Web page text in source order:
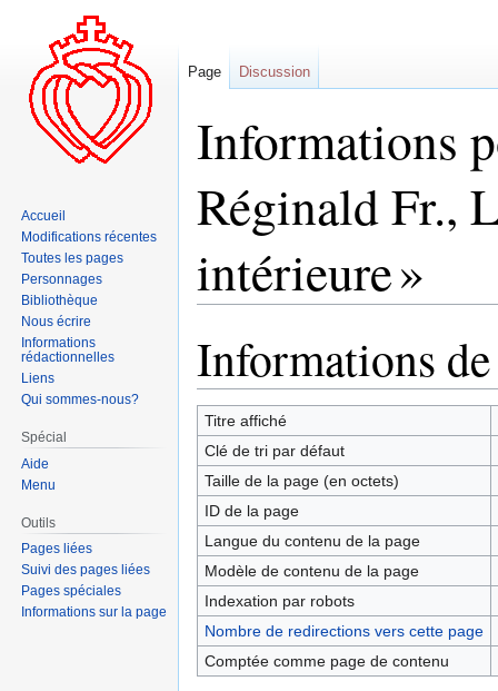
Informations
Réginald Fr.,
intérieure »
la
navigation
la
recherche
Informations de
Titre affiché
Clé de tri par défaut
Taille de la page (en octets)
ID de la page
Langue du contenu de la page
Modèle de contenu de la page
Indexation par robots
Nombre de redirections vers cette page
Comptée comme page de contenu
Page Discussion
Accueil
Modifications récentes
Toutes les pages
Personnages
Bibliothèque
Nous écrire
Informations
rédactionnelles
Liens
Qui sommes-nous?
Spécial
Aide
Menu
Outils
Pages liées
Suivi des pages liées
Pages spéciales
Informations sur la page